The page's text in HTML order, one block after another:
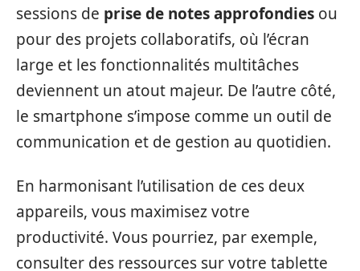
sessions de prise de notes approfondies ou
pour des projets collaboratifs, où l’écran
large et les fonctionnalités multitâches
deviennent un atout majeur. De l’autre côté,
le smartphone s’impose comme un outil de
communication et de gestion au quotidien.
En harmonisant l’utilisation de ces deux
appareils, vous maximisez votre
productivité. Vous pourriez, par exemple,
consulter des ressources sur votre tablette